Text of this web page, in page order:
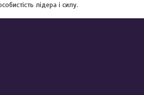
лідера і силу.